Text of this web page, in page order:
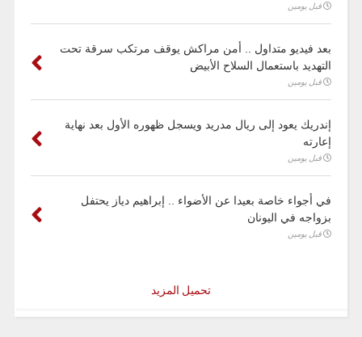
قبل يومين
بعد فيديو متداول .. أمن مراكش يوقف مرتكب سرقة تحت
التهديد باستعمال السلاح الأبيض
قبل يومين
إندريك يعود إلى ريال مدريد ويسجل ظهوره الأول بعد نهاية
إعارته
قبل يومين
في أجواء خاصة بعيدا عن الأضواء .. إبراهيم دياز يحتفل
بزواجه في اليونان
قبل يومين
تحميل المزيد